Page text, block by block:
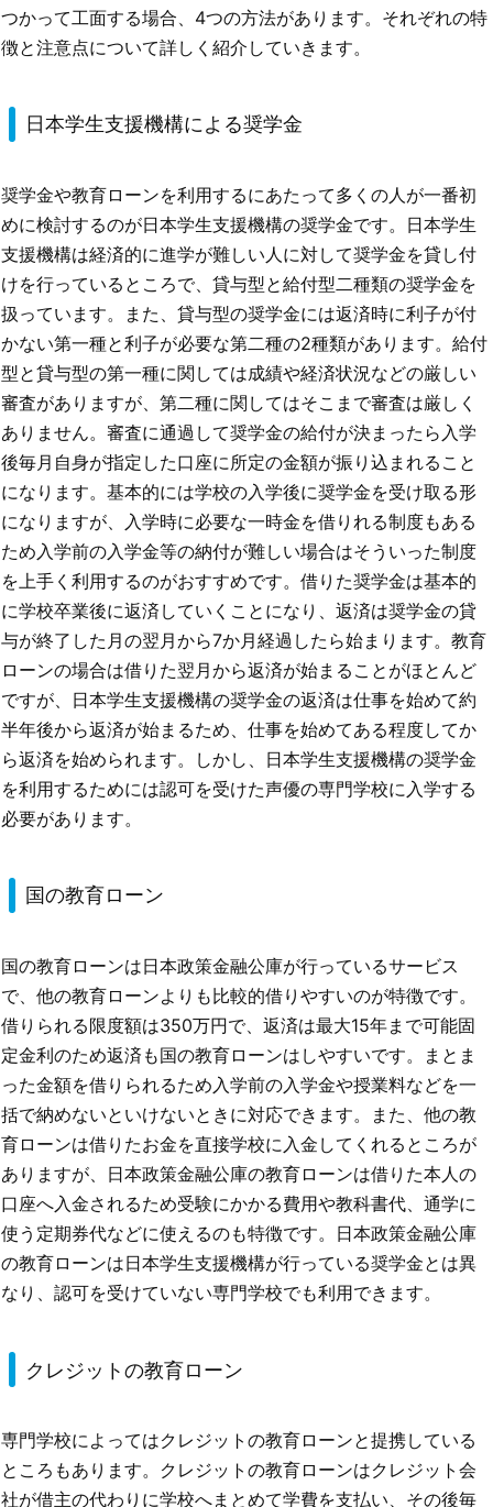
つかって工面する場合、4つの方法があります。それぞれの特
徴と注意点について詳しく紹介していきます。
日本学生支援機構による奨学金
奨学金や教育ローンを利用するにあたって多くの人が一番初
めに検討するのが日本学生支援機構の奨学金です。日本学生
支援機構は経済的に進学が難しい人に対して奨学金を貸し付
けを行っているところで、貸与型と給付型二種類の奨学金を
扱っています。また、貸与型の奨学金には返済時に利子が付
かない第一種と利子が必要な第二種の2種類があります。給付
型と貸与型の第一種に関しては成績や経済状況などの厳しい
審査がありますが、第二種に関してはそこまで審査は厳しく
ありません。審査に通過して奨学金の給付が決まったら入学
後毎月自身が指定した口座に所定の金額が振り込まれること
になります。基本的には学校の入学後に奨学金を受け取る形
になりますが、入学時に必要な一時金を借りれる制度もある
ため入学前の入学金等の納付が難しい場合はそういった制度
を上手く利用するのがおすすめです。借りた奨学金は基本的
に学校卒業後に返済していくことになり、返済は奨学金の貸
与が終了した月の翌月から7か月経過したら始まります。教育
ローンの場合は借りた翌月から返済が始まることがほとんど
ですが、日本学生支援機構の奨学金の返済は仕事を始めて約
半年後から返済が始まるため、仕事を始めてある程度してか
ら返済を始められます。しかし、日本学生支援機構の奨学金
を利用するためには認可を受けた声優の専門学校に入学する
必要があります。
国の教育ローン
国の教育ローンは日本政策金融公庫が行っているサービス
で、他の教育ローンよりも比較的借りやすいのが特徴です。
借りられる限度額は350万円で、返済は最大15年まで可能固
定金利のため返済も国の教育ローンはしやすいです。まとま
った金額を借りられるため入学前の入学金や授業料などを一
括で納めないといけないときに対応できます。また、他の教
育ローンは借りたお金を直接学校に入金してくれるところが
ありますが、日本政策金融公庫の教育ローンは借りた本人の
口座へ入金されるため受験にかかる費用や教科書代、通学に
使う定期券代などに使えるのも特徴です。日本政策金融公庫
の教育ローンは日本学生支援機構が行っている奨学金とは異
なり、認可を受けていない専門学校でも利用できます。
クレジットの教育ローン
専門学校によってはクレジットの教育ローンと提携している
ところもあります。クレジットの教育ローンはクレジット会
社が借主の代わりに学校へまとめて学費を支払い、その後毎